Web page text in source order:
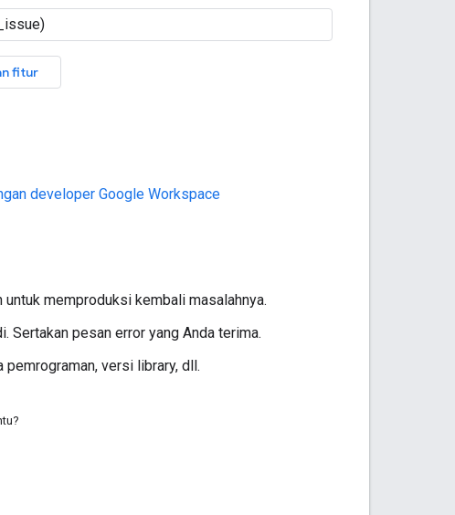
fitur
developer Google Workspace
untuk memproduksi kembali masalahnya.
Sertakan pesan error yang Anda terima.
pemrograman, versi library, dll.